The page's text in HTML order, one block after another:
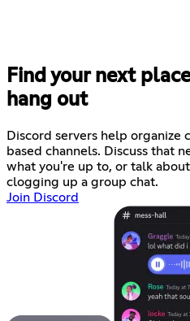
Find your next
hang out
Discord servers help organize
based channels. Discuss that
what you're up to, or talk
clogging up a group chat.
Join Discord